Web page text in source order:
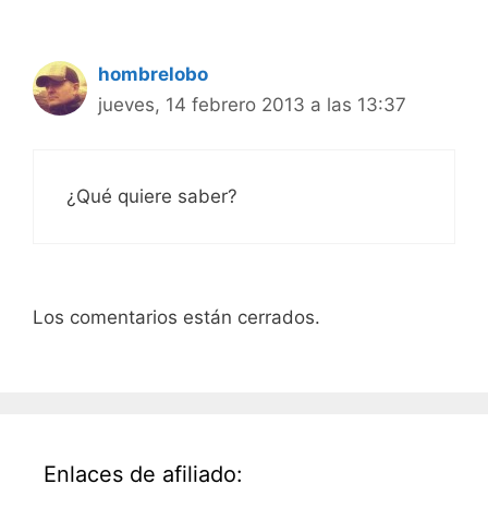
hombrelobo
jueves, 14 febrero 2013 a las 13:37
¿Qué quiere saber?
Los comentarios están cerrados.
Enlaces de afiliado: